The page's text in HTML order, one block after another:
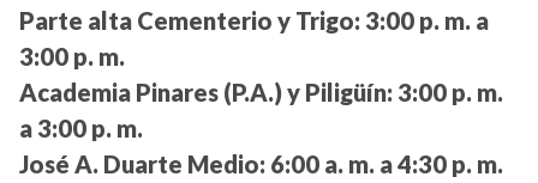
Parte alta Cementerio y Trigo: 3:00 p. m. a
3:00 p. m.
Academia Pinares (P.A.) y Piligüín: 3:00 p. m.
a 3:00 p. m.
José A. Duarte Medio: 6:00 a. m. a 4:30 p. m.